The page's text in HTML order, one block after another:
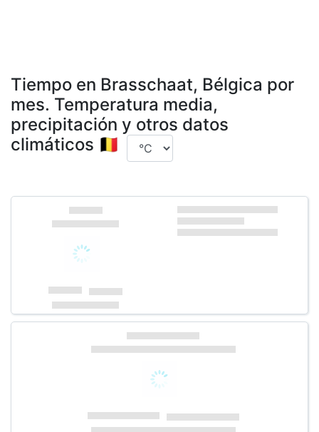
Tiempo en Brasschaat, Bélgica por
mes. Temperatura media,
precipitación y otros datos
climáticos 🇧🇪